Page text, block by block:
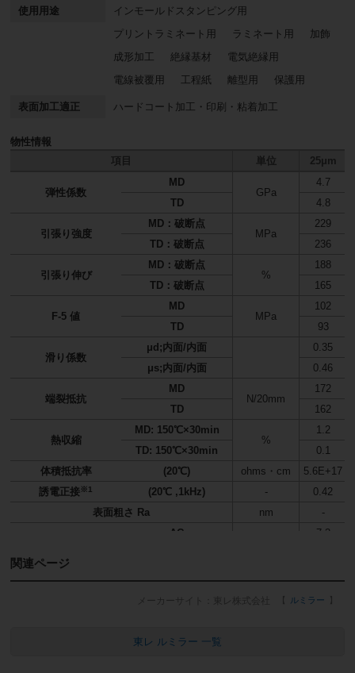
インモールドスタンピング用
プリントラミネート用
ラミネート用
加飾
成形加工
絶縁基材
電気絶縁用
電線被覆用
工程紙 離型用 保護用
表面加工適正 ハードコート加工・印刷・粘着加工
項目 単位 25μm
弾性係数
MD
TD
GPa
4.7
4.8
引張り強度
MD：破断点
TD：破断点
MPa
229
236
引張り伸び
MD：破断点
TD：破断点
%
188
165
F-5 値
MD
TD
MPa
102
93
滑り係数
μd;内面/内面
μs;内面/内面
0.35
0.46
端裂抵抗
MD
TD
N/20mm
172
162
熱収縮
MD: 150℃×30min
TD: 150℃×30min
%
1.2
0.1
体積抵抗率
(20℃) ohms・cm 5.6E+17
誘電正接※1 (20℃ ,1kHz) -
0.42
表面粗さ Ra
nm -
AC
7.3
関連ページ
ルミラー
東レ ルミラー 一覧